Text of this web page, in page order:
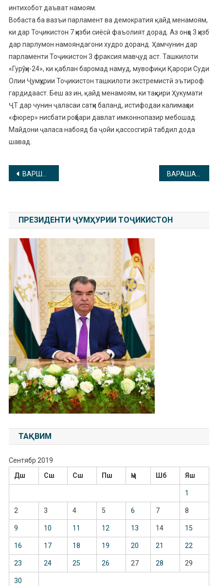
интихобот даъват намоям.
Вобаста ба вазъи парламент ва демократия қайд менамоям,
ки дар Тоҷикистон 7 ҳизби сиёсӣ фаъолият дорад. Аз онҳо 3 ҳизб
дар парлумон намояндагони худро доранд. Ҳамчунин дар
парламенти Тоҷикистон 3 фраксия мавҷуд аст. Ташкилоти
«Гурўҳи-24», ки қаблан баромад намуд, мувофиқи Қарори Суди
Олии Ҷумҳурии Тоҷикистон ташкилоти экстремистӣ эътироф
гардидааст. Беш аз ин, қайд менамоям, ки таҳқири Ҳукумати
ҶТ дар чунин ҷаласаи сатҳи баланд, истифодаи калимаҳои
«фюрер» нисбати роҳбари давлат имконнопазир мебошад.
Майдони ҷаласа набояд ба ҷойи қассосгирӣ табдил дода
шавад.
Навигация
записям
ВАРШАВА. ОБСЕ. 18.09.2019. Выступление Самиева Камолджона – Общество “Садокат”
ПРЕЗИДЕНТИ ҶУМҲУРИИ ТОҶИКИСТОН
ТАҚВИМ
Сентябр 2019
Дш
Сш Сш Пш Ҷм Шб Яш
1
2 3 4 5 6 7 8
9 10 11 12 13 14 15
16 17 18 19 20 21 22
23 24 25 26 27 28 29
30